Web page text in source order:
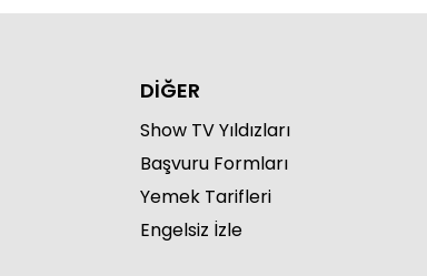
DİĞER
Show TV Yıldızları
Başvuru Formları
Yemek Tarifleri
Engelsiz İzle